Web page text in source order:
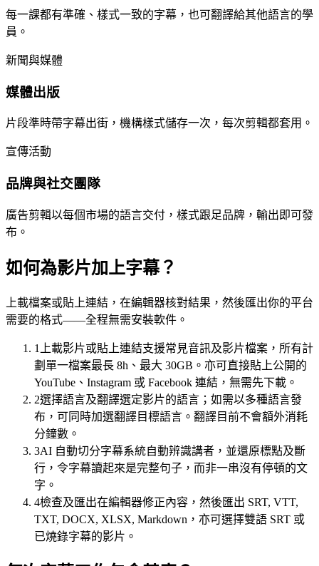
字幕軌
時間對齊 · 樣式範本
登入之後，你會見到這個儀表板。
你所做的每個改動都會即時儲存。
每一課都有準確、樣式一致的字幕，也可翻譯給其他語言的學
員。
新聞與媒體
媒體出版
片段準時帶字幕出街，機構樣式儲存一次，每次剪輯都套用。
宣傳活動
品牌與社交團隊
廣告剪輯以每個市場的語言交付，樣式跟足品牌，輸出即可發
布。
如何為影片加上字幕？
上載檔案或貼上連結，在編輯器核對結果，然後匯出你的平台
需要的格式——全程無需安裝軟件。
1 上載影片或貼上連結支援常見音訊及影片檔案，所有計
劃單一檔案最長 8h、最大 30GB。亦可直接貼上公開的
YouTube、Instagram 或 Facebook 連結，無需先下載。
2選擇語言及翻譯選定影片的語言；如需以多種語言發
布，可同時加選翻譯目標語言。翻譯目前不會額外消耗
分鐘數。
3AI 自動切分字幕系統自動辨識講者，並還原標點及斷
行，令字幕讀起來是完整句子，而非一串沒有停頓的文
字。
4檢查及匯出在編輯器修正內容，然後匯出 SRT, VTT,
TXT, DOCX, XLSX, Markdown，亦可選擇雙語 SRT 或
已燒錄字幕的影片。